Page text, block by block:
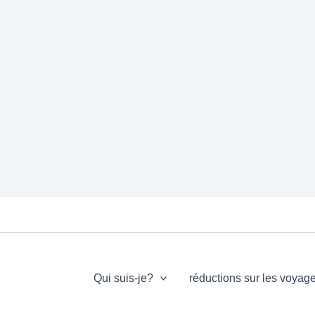
Qui suis-je? réductions sur les